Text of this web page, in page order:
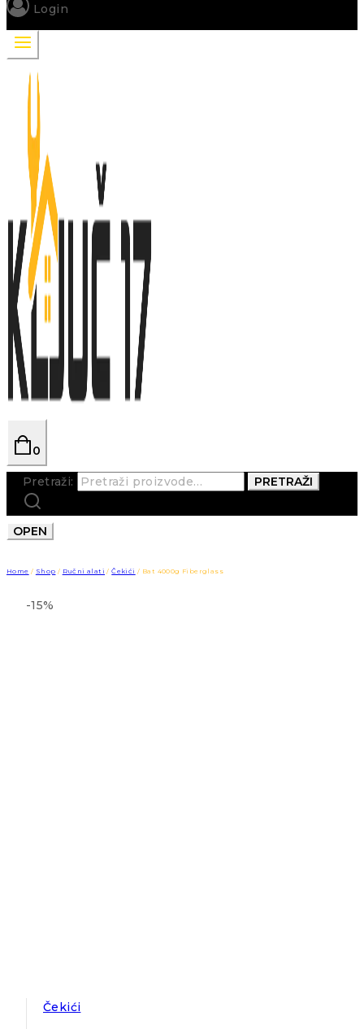
Login
0
Pretraži: PRETRAŽI
OPEN
Home / Shop / Ručni alati / Čekići / Bat 4000g Fiberglass
-15%
Čekići